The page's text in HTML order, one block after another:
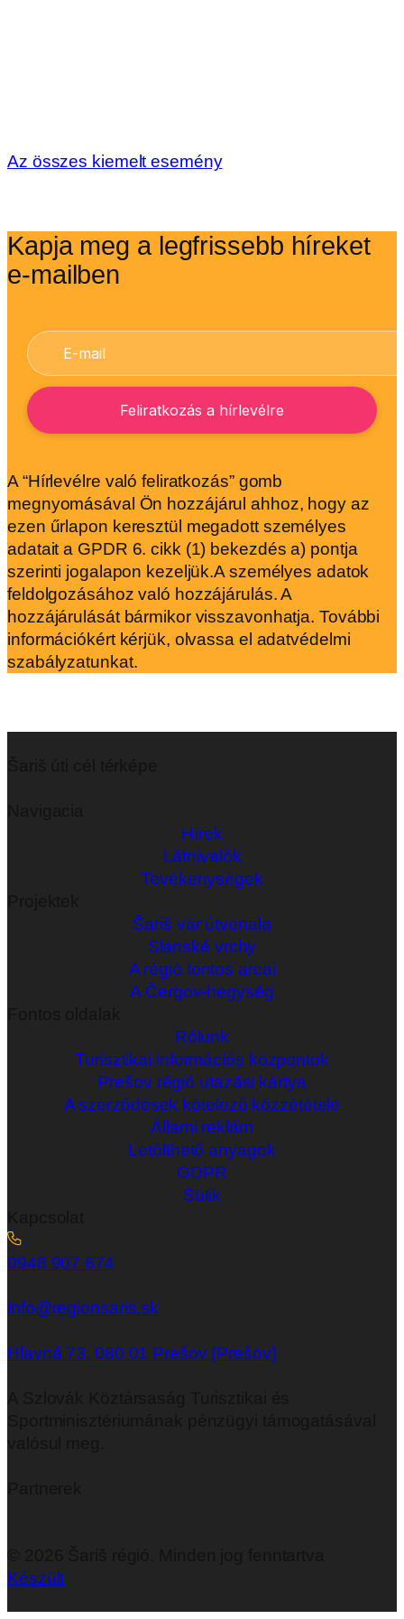
Az összes kiemelt esemény
Kapja meg a legfrissebb híreket
e-mailben
A “Hírlevélre való feliratkozás” gomb
megnyomásával Ön hozzájárul ahhoz, hogy az
ezen űrlapon keresztül megadott személyes
adatait a GPDR 6. cikk (1) bekezdés a) pontja
szerinti jogalapon kezeljük.A személyes adatok
feldolgozásához való hozzájárulás. A
hozzájárulását bármikor visszavonhatja. További
információkért kérjük, olvassa el adatvédelmi
szabályzatunkat.
Hírek
Látnivalók
Tevékenységek
Šariš vár útvonala
Slanské vrchy
A régió fontos arcai
A Čergov-hegység
Rólunk
Turisztikai információs központok
Prešov régió utazási kártya
A szerződések kötelező közzététele
Állami reklám
Letölthető anyagok
GDPR
Sütik
0948 907 674
info@regionsaris.sk
Hlavná 73, 080 01 Prešov (Prešov)
Készült